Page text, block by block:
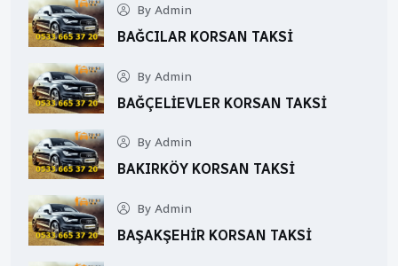
By Admin
BAĞCILAR KORSAN TAKSI
By Admin
BAĞÇELIEVLER KORSAN TAKSI
By Admin
BAKIRKÖY KORSAN TAKSI
By Admin
BAŞAKŞEHIR KORSAN TAKSI